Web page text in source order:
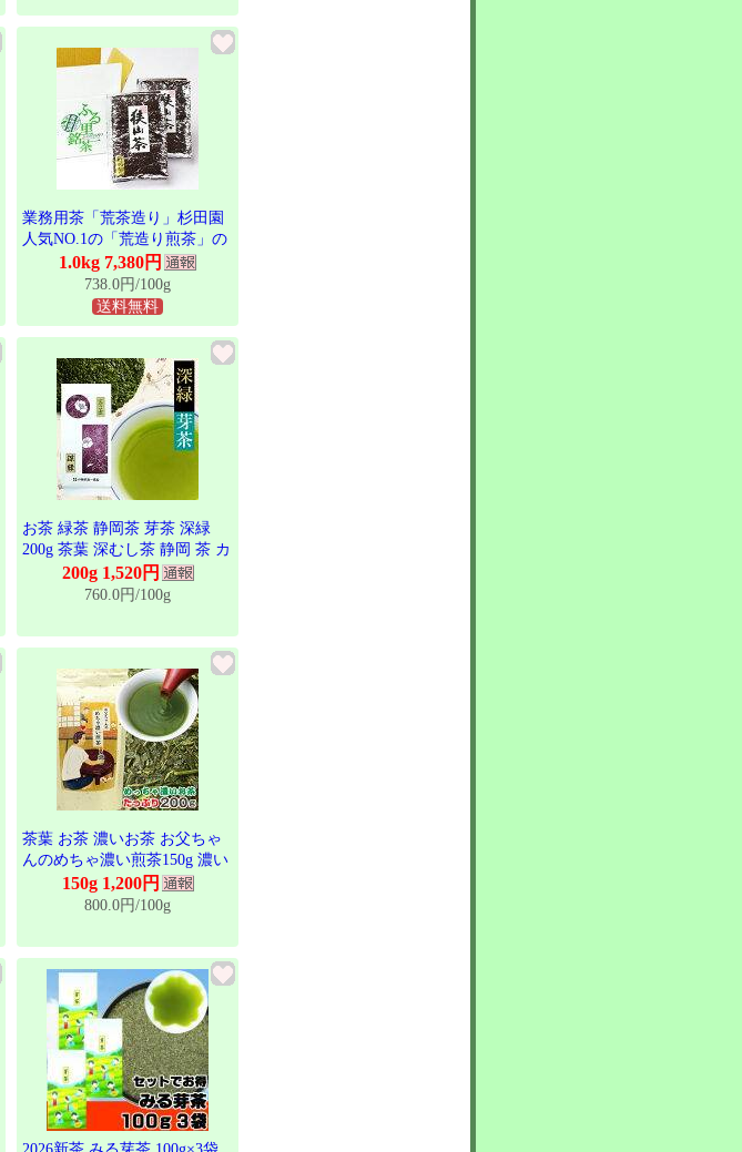
業務用茶「荒茶造り」杉田園
人気NO.1の「荒造り煎茶」の
1Kgパック。煎茶、くき茶、
芽茶、粉茶が入っています。
1.0kg 7,380円
738.0円/100g
送料無料
お茶 緑茶 静岡茶 芽茶 深緑
200g 茶葉 深むし茶 静岡 茶 カ
テキン 健康 日本茶 国産 リー
フティー 業務用 自宅用 来客
200g 1,520円
760.0円/100g
茶葉 お茶 濃いお茶 お父ちゃ
んのめちゃ濃い煎茶150g 濃い
お茶が好きな方におすすめ 煎
茶と芽茶と粉茶が入ったお得
お茶
150g 1,200円
800.0円/100g